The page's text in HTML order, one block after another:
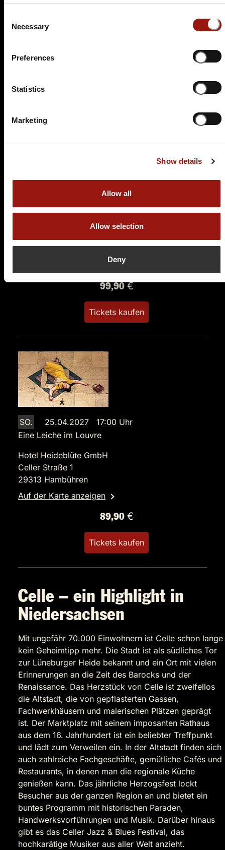
Selection
Necessary
Preferences
Statistics
Marketing
Show details
Allow all
Allow selection
Deny
Celler Straße 1
19.02.2027 19:00 Uhr
Eine Leiche im Louvre
29223 Celle
99,90 €
Tickets kaufen
SO.
25.04.2027 17:00 Uhr
Eine Leiche im Louvre
Hotel Heideblüte GmbH
Celler Straße 1
29313 Hambühren
Auf der Karte anzeigen
89,90 €
Tickets kaufen
Celle – ein Highlight in
Niedersachsen
Mit ungefähr 70.000 Einwohnern ist Celle schon lange
kein Geheimtipp mehr. Die Stadt ist als südliches Tor
zur Lüneburger Heide bekannt und ein Ort mit vielen
Erinnerungen an die Zeit des Barocks und der
Renaissance. Das Herzstück von Celle ist zweifellos
die Altstadt, die von gepflasterten Gassen,
Fachwerkhäusern und malerischen Plätzen geprägt
ist. Der Marktplatz mit seinem imposanten Rathaus
aus dem 16. Jahrhundert ist ein beliebter Treffpunkt
und lädt zum Verweilen ein. In der Altstadt finden sich
auch zahlreiche Fachgeschäfte, gemütliche Cafés und
Restaurants, in denen man die regionale Küche
genießen kann. Das jährliche Herzogsfest lockt
Besucher aus der ganzen Region an und bietet ein
buntes Programm mit historischen Paraden,
Handwerksvorführungen und Musik. Darüber hinaus
gibt es das Celler Jazz & Blues Festival, das
hochkarätige Musiker aus aller Welt anzieht.